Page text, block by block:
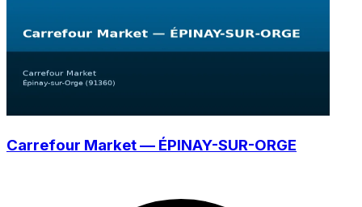
Carrefour Market — ÉPINAY-SUR-ORGE